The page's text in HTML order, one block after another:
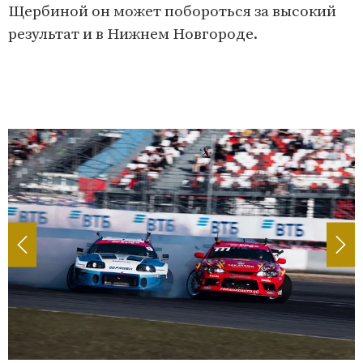
Щербиной он может побороться за высокий
результат и в Нижнем Новгороде.